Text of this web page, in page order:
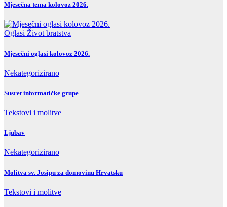
Mjesečna tema kolovoz 2026.
Oglasi Život bratstva
Mjesečni oglasi kolovoz 2026.
Nekategorizirano
Susret informatičke grupe
Tekstovi i molitve
Ljubav
Nekategorizirano
Molitva sv. Josipu za domovinu Hrvatsku
Tekstovi i molitve